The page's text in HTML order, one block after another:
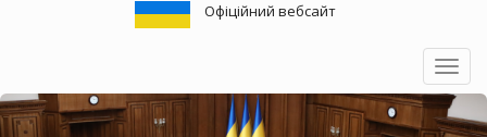
Офіційний вебсайт
Toggle